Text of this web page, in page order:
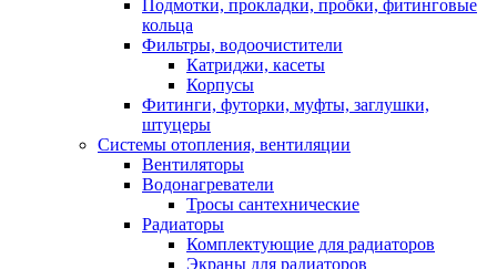
Подмотки, прокладки, пробки, фитинговые
кольца
Фильтры, водоочистители
Катриджи, касеты
Корпусы
Фитинги, футорки, муфты, заглушки,
штуцеры
Системы отопления, вентиляции
Вентиляторы
Водонагреватели
Тросы сантехнические
Радиаторы
Комплектующие для радиаторов
Экраны для радиаторов